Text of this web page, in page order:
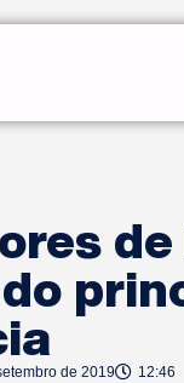
de 2019 12:46